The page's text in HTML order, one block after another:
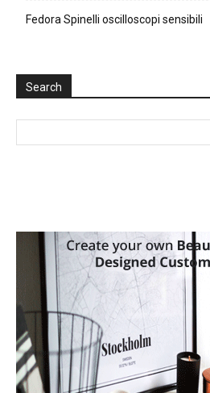
Fedora Spinelli oscilloscopi sensibili
Search